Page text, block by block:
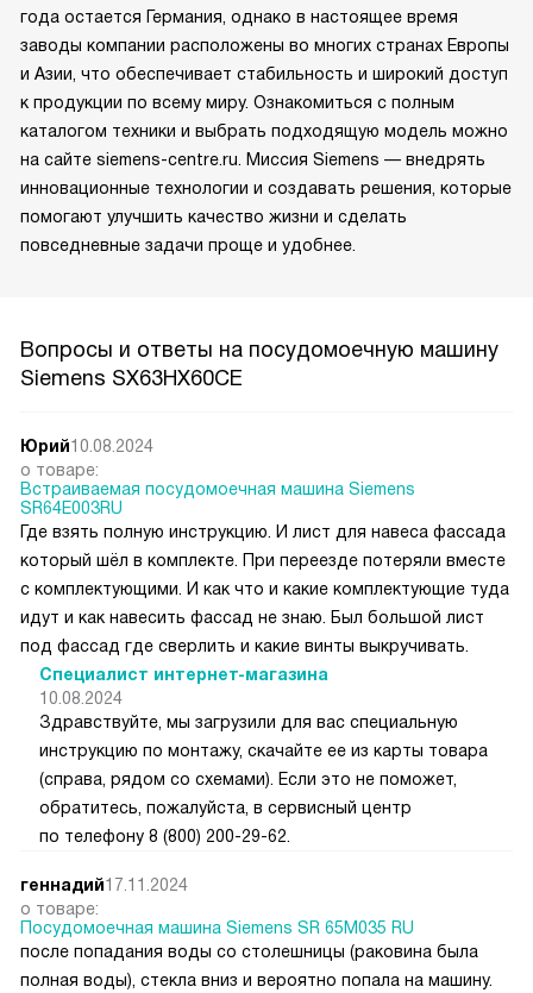
года остается Германия, однако в настоящее время
заводы компании расположены во многих странах Европы
и Азии, что обеспечивает стабильность и широкий доступ
к продукции по всему миру. Ознакомиться с полным
каталогом техники и выбрать подходящую модель можно
на сайте siemens-centre.ru. Миссия Siemens — внедрять
инновационные технологии и создавать решения, которые
помогают улучшить качество жизни и сделать
повседневные задачи проще и удобнее.
Вопросы и ответы на посудомоечную машину
Siemens SX63HX60CE
Юрий10.08.2024
о товаре:
Встраиваемая посудомоечная машина Siemens
SR64E003RU
Где взять полную инструкцию. И лист для навеса фассада
который шёл в комплекте. При переезде потеряли вместе
с комплектующими. И как что и какие комплектующие туда
идут и как навесить фассад не знаю. Был большой лист
под фассад где сверлить и какие винты выкручивать.
Специалист интернет-магазина
10.08.2024
Здравствуйте, мы загрузили для вас специальную
инструкцию по монтажу, скачайте ее из карты товара
(справа, рядом со схемами). Если это не поможет,
обратитесь, пожалуйста, в сервисный центр
по телефону 8 (800) 200-29-62.
геннадий17.11.2024
о товаре:
Посудомоечная машина Siemens SR 65M035 RU
после попадания воды со столешницы (раковина была
полная воды), стекла вниз и вероятно попала на машину.